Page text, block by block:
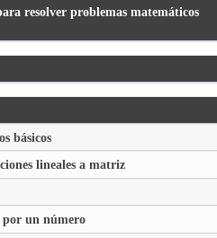
resolver problemas matemáticos
básicos
lineales a matriz
un número